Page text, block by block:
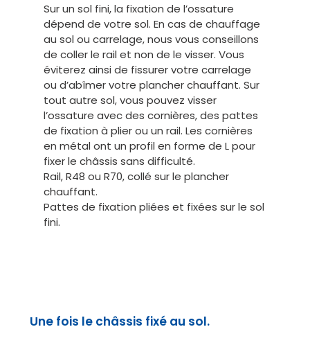
Sur un sol fini, la fixation de l’ossature
dépend de votre sol. En cas de chauffage
au sol ou carrelage, nous vous conseillons
de coller le rail et non de le visser. Vous
éviterez ainsi de fissurer votre carrelage
ou d’abîmer votre plancher chauffant. Sur
tout autre sol, vous pouvez visser
l’ossature avec des cornières, des pattes
de fixation à plier ou un rail. Les cornières
en métal ont un profil en forme de L pour
fixer le châssis sans difficulté.
Rail, R48 ou R70, collé sur le plancher
chauffant.
Pattes de fixation pliées et fixées sur le sol
fini.
Une fois le châssis fixé au sol.